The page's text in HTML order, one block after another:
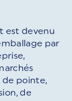
est devenu
par
de pointe,
de